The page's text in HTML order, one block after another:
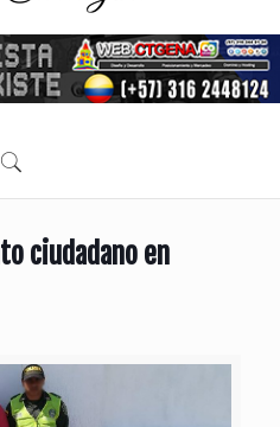
ciudadano en